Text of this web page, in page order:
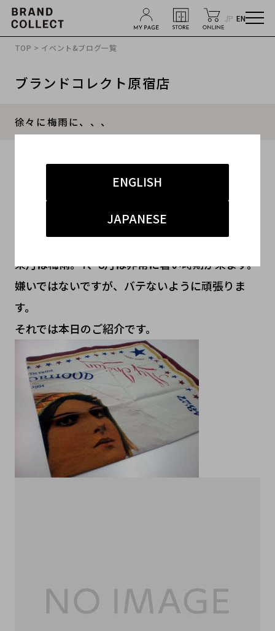
JP EN
ENGLISH
JAPANESE
TOP > イベント&ブログ一覧
ブランドコレクト原宿店
徐々に梅雨に、、、
みなさん、こんばんわ。
5月ももうすぐ終わりです。
来月は梅雨。7、8月は非常に暑い時期が来ます。
嫌いではないですが、バテないように頑張りま
す。
それでは本日のご紹介です。